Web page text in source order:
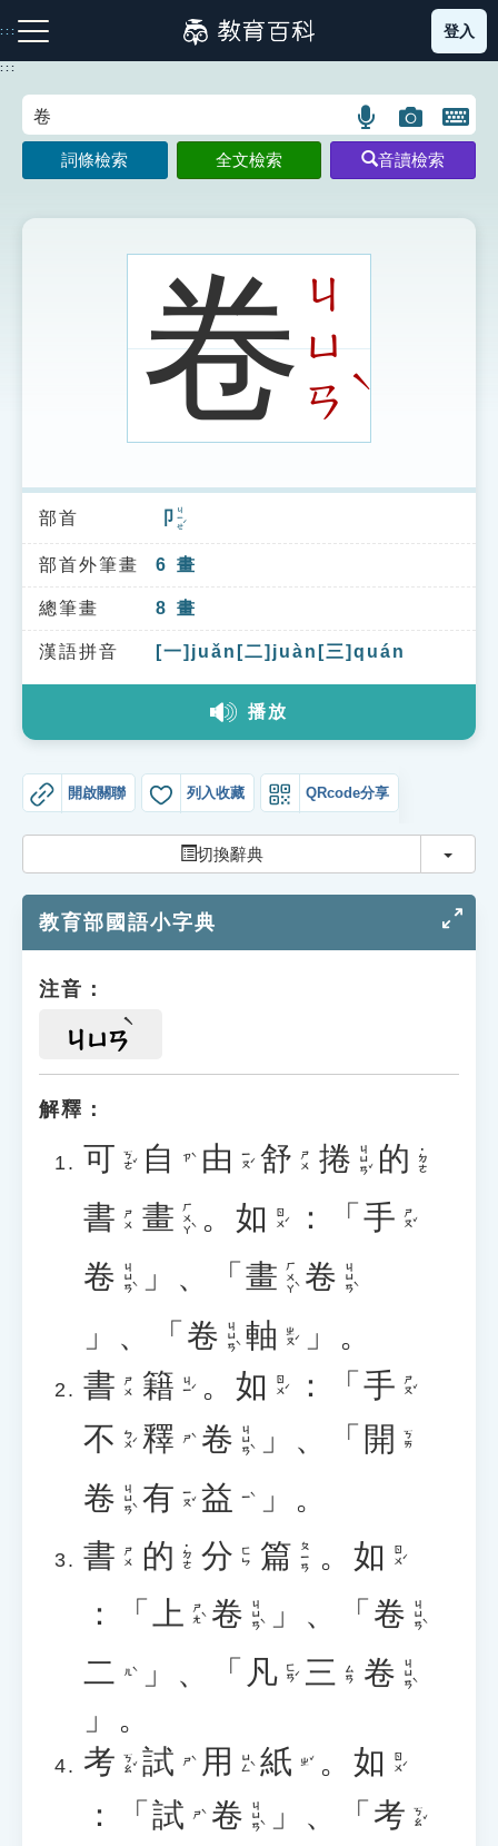
到
主
:::
注音索引圖示 筆畫索引圖示 部首索引表圖示
索引選單
知識索引
單字索引
生命大百科索引
登入
:::
語
言
搜
示
圖
片
搜
開
鍵
圖
詞條檢索 全文檢索 音讀檢索
卷 ㄐ
ㄩ
ㄢ
ˋ
部首 卩 ㄐㄧㄝˊ
部首外筆畫 6 畫
總筆畫 8 畫
漢語拼音 [一]juǎn[二]juàn[三]quán
播放
開啟關聯 列入收藏 QRcode分享
切換辭典 切換
教育部國語小字典
注音：
ㄐㄩㄢ
解釋：
可 ㄎㄜˇ 自 ㄗˋ 由 ㄧㄡˊ 舒 ㄕㄨ 捲 ㄐㄩㄢˇ 的 ˙ㄉㄜ
書 ㄕㄨ 畫 ㄏㄨㄚˋ 。 如 ㄖㄨˊ ：「 手 ㄕㄡˇ
卷 ㄐㄩㄢˋ 」、「 畫 ㄏㄨㄚˋ 卷 ㄐㄩㄢˋ
」、「 卷 ㄐㄩㄢˋ 軸 ㄓㄡˊ
」。
書 ㄕㄨ 籍 ㄐㄧˊ 。 如 ㄖㄨˊ ：「 手 ㄕㄡˇ
不 ㄅㄨˊ 釋 ㄕˋ 卷 ㄐㄩㄢˋ 」、「 開 ㄎㄞ
卷 ㄐㄩㄢˋ 有 ㄧㄡˇ 益 ㄧˋ
」。
書 ㄕㄨ 的 ˙ㄉㄜ 分 ㄈㄣ 篇 ㄆㄧㄢ 。 如 ㄖㄨˊ
：「 上 ㄕㄤˋ 卷 ㄐㄩㄢˋ 」、「 卷 ㄐㄩㄢˋ
二 ㄦˋ 」、「 凡 ㄈㄢˊ 三 ㄙㄢ 卷 ㄐㄩㄢˋ
」。
考 ㄎㄠˇ 試 ㄕˋ 用 ㄩㄥˋ 紙 ㄓˇ 。 如 ㄖㄨˊ
：「 試 ㄕˋ 卷 ㄐㄩㄢˋ 」、「 考 ㄎㄠˇ